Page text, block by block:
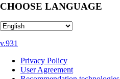
CHOOSE LANGUAGE
v.931
Privacy Policy
User Agreement